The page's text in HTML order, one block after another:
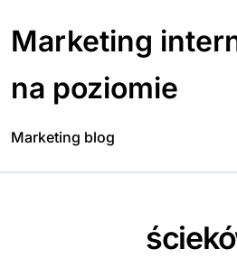
content
Marketing
na poziomie
Marketing blog